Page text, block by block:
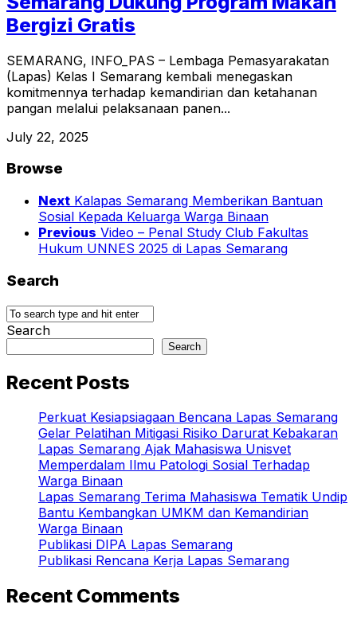
Bergizi Gratis
SEMARANG, INFO_PAS – Lembaga Pemasyarakatan
(Lapas) Kelas I Semarang kembali menegaskan
komitmennya terhadap kemandirian dan ketahanan
pangan melalui pelaksanaan panen...
July 22, 2025
Browse
Next Kalapas Semarang Memberikan Bantuan
Sosial Kepada Keluarga Warga Binaan
Previous Video – Penal Study Club Fakultas
Hukum UNNES 2025 di Lapas Semarang
Search
Search
Search
Recent Posts
Perkuat Kesiapsiagaan Bencana Lapas Semarang
Gelar Pelatihan Mitigasi Risiko Darurat Kebakaran
Lapas Semarang Ajak Mahasiswa Unisvet
Memperdalam Ilmu Patologi Sosial Terhadap
Warga Binaan
Lapas Semarang Terima Mahasiswa Tematik Undip
Bantu Kembangkan UMKM dan Kemandirian
Warga Binaan
Publikasi DIPA Lapas Semarang
Publikasi Rencana Kerja Lapas Semarang
Recent Comments